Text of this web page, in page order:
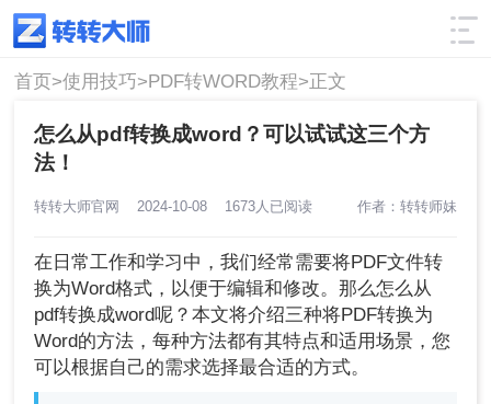
使用技巧 筛选
首页>使用技巧>PDF转WORD教程>正文
怎么从pdf转换成word？可以试试这三个方
法！
转转大师官网 2024-10-08 1673人已阅读 作者：转转师妹
在日常工作和学习中，我们经常需要将PDF文件转
换为Word格式，以便于编辑和修改。那么怎么从
pdf转换成word呢？本文将介绍三种将PDF转换为
Word的方法，每种方法都有其特点和适用场景，您
可以根据自己的需求选择最合适的方式。